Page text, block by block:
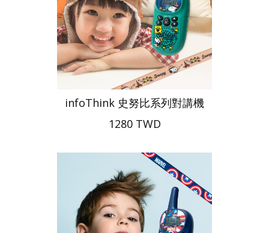
infoThink 史努比系列對講機
1280 TWD